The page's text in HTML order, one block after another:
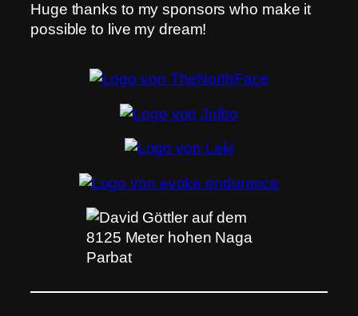
Huge thanks to my sponsors who make it
possible to live my dream!